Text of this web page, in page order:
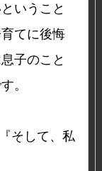
いうこと
てに後悔
子のこと
。
そして、私